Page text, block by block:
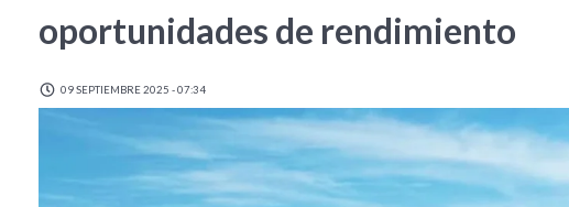
oportunidades de rendimiento
09 SEPTIEMBRE 2025 - 07:34